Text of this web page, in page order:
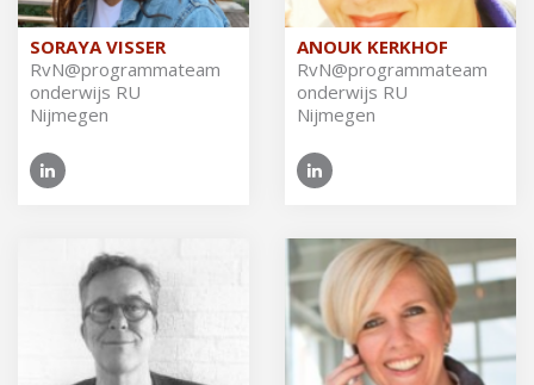
SORAYA VISSER
RvN@​pro​gram​mate​am
on­der­wijs RU
Nijmegen
ANOUK KERKHOF
RvN@​pro​gram​mate​am
on­der­wijs RU
Nijmegen